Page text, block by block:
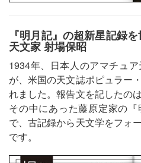
『明月記』の超新星記録
天文家 射場保昭
1934年、日本人のアマチュ
が、米国の天文誌ポピュラー
れました。報告文を記したの
その中にあった藤原定家の
で、古記録から天文学をフォ
です。